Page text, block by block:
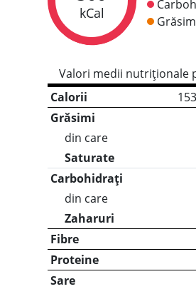
kCal
Valori medii nutriționale
Calorii
Grăsimi
din care
Saturate
Carbohidrați
din care
Zaharuri
Fibre
Proteine
Sare